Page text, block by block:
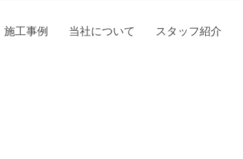
施工事例 当社について スタッフ紹介